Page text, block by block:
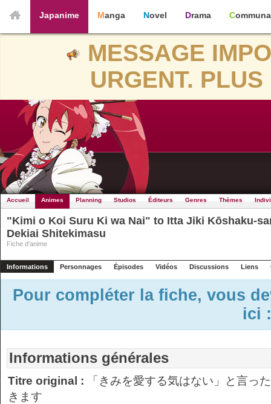
Japanime Manga Novel Drama
MESSAGE
URGENT.
Accueil Animes Planning Studios Éditeurs Genres Thèmes
"Kimi o Koi Suru Ki wa Nai" to Itta Jiki Kōshaku-
Dekiai Shitekimasu
Fiche d'anime
Informations Personnages Épisodes Vidéos Discussions Liens
Pour compléter la fiche, vous
ici
Informations générales
Titre original :
「きみを愛する気はない」と言っ
きます